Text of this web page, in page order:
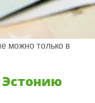
можно только в
Эстонию